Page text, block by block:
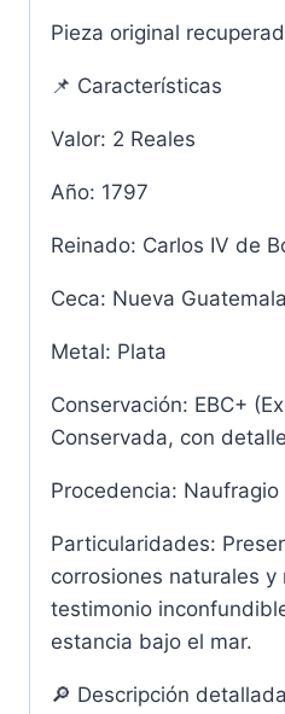
Pieza original
📌 Características
Valor: 2 Reales
Año: 1797
Reinado: Carlos IV de
Ceca: Nueva Guatemala
Metal: Plata
Conservación: EBC+
Conservada, con
Procedencia:
Particularidades:
corrosiones naturales y
testimonio
estancia bajo el mar.
🔎 Descripción detallada